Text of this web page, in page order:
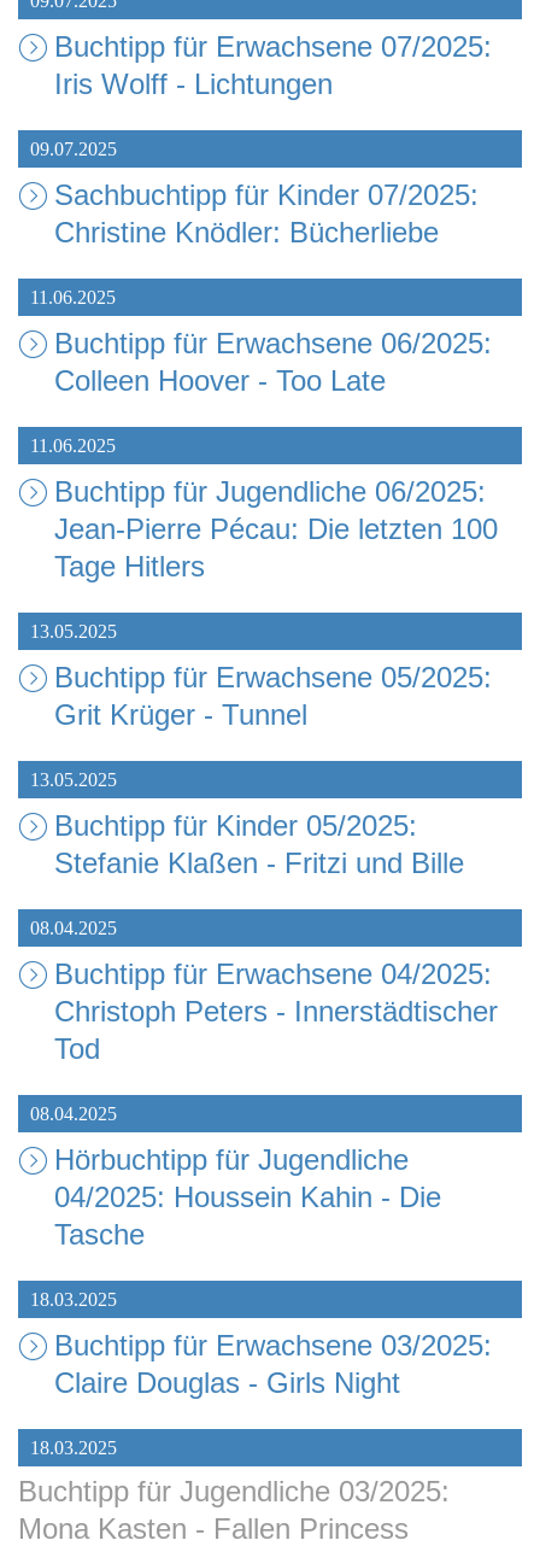
Buchtipp für Erwachsene 07/2025:
Iris Wolff - Lichtungen
09.07.2025
Sachbuchtipp für Kinder 07/2025:
Christine Knödler: Bücherliebe
11.06.2025
Buchtipp für Erwachsene 06/2025:
Colleen Hoover - Too Late
11.06.2025
Buchtipp für Jugendliche 06/2025:
Jean-Pierre Pécau: Die letzten 100
Tage Hitlers
13.05.2025
Buchtipp für Erwachsene 05/2025:
Grit Krüger - Tunnel
13.05.2025
Buchtipp für Kinder 05/2025:
Stefanie Klaßen - Fritzi und Bille
08.04.2025
Buchtipp für Erwachsene 04/2025:
Christoph Peters - Innerstädtischer
Tod
08.04.2025
Hörbuchtipp für Jugendliche
04/2025: Houssein Kahin - Die
Tasche
18.03.2025
Buchtipp für Erwachsene 03/2025:
Claire Douglas - Girls Night
18.03.2025
Buchtipp für Jugendliche 03/2025:
Mona Kasten - Fallen Princess